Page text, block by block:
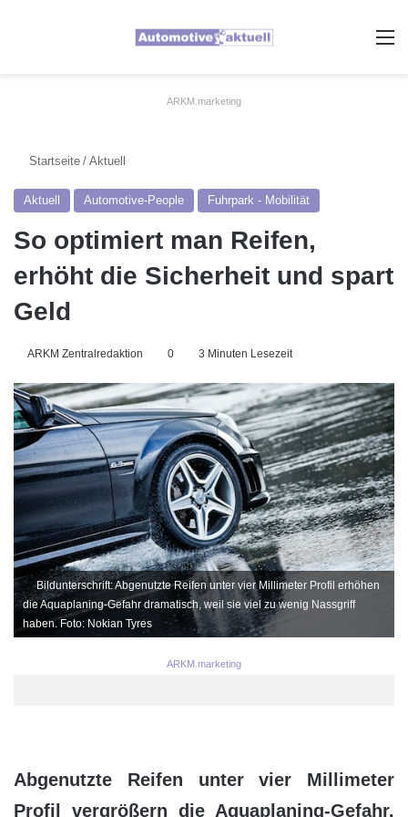
ARKM.marketing
Startseite / Aktuell
Aktuell Automotive-People Fuhrpark - Mobilität
So optimiert man Reifen,
erhöht die Sicherheit und spart
Geld
ARKM Zentralredaktion 0 3 Minuten Lesezeit
Bildunterschrift: Abgenutzte Reifen unter vier Millimeter Profil erhöhen
die Aquaplaning-Gefahr dramatisch, weil sie viel zu wenig Nassgriff
haben. Foto: Nokian Tyres
ARKM.marketing
Abgenutzte Reifen unter vier Millimeter
Profil vergrößern die Aquaplaning-Gefahr.